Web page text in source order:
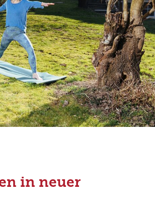
in neuer